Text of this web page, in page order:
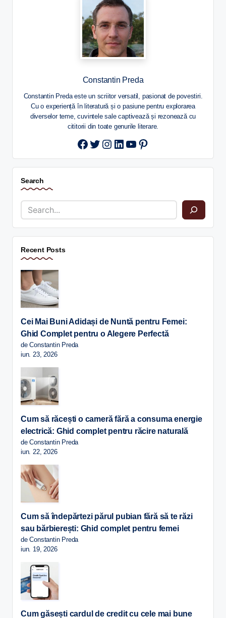
Constantin Preda
Constantin Preda este un scriitor versatil, pasionat de povestiri.
Cu o experiență în literatură și o pasiune pentru explorarea
diverselor teme, cuvintele sale captivează și rezonează cu
cititorii din toate genurile literare.
Twitter
Instagram
LinkedIn
YouTube
Pinterest
Search
Recent Posts
Cei Mai Buni Adidași de Nuntă pentru Femei:
Ghid Complet pentru o Alegere Perfectă
de Constantin Preda
iun. 23, 2026
Cum să răcești o cameră fără a consuma energie
electrică: Ghid complet pentru răcire naturală
de Constantin Preda
iun. 22, 2026
Cum să îndepărtezi părul pubian fără să te răzi
sau bărbierești: Ghid complet pentru femei
de Constantin Preda
iun. 19, 2026
Cum găsești cardul de credit cu cele mai bune